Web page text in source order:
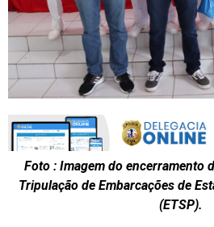
Foto : Imagem do encerramento
Tripulação de Embarcações de
(ETSP).